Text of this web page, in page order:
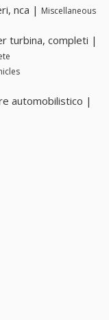
nca | Miscellaneous
turbina, completi |
automobilistico |